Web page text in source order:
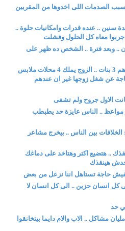
الصدمات اللى اخدوها من المقربين
سنين .. عنده قدرات وامكانيات حلوة ..
جربوا معاه كل الحلول وفشلت
.. وبعد فترة .. الشخص ده ظهر على
زوج جميل وزوجته جميلة كان عندهم 3 بنات .. الزوج يملك 4 محلات ملابس
عن شغل زوجها غير ان عندهم
الاول جروح ولم تشفى
مواعظ .. الناس عايزة حد يطبطب
الخلافات بين الناس .. بيخرج مشاعر
.. هتضيع اكتر وهتاخد على دماغك
هينقذك
حاجة تستاهل اننا نزعل من بعض
كل انسان حزين .. الى كل انسان لا
حد
بيت مليان مشاكل .. الاب والام دايما بيتخانقوا